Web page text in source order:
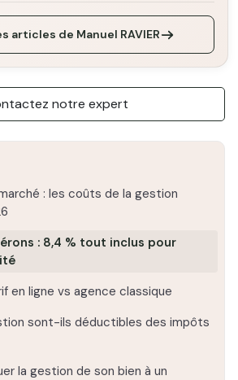
articles de Manuel RAVIER
notre expert
: les coûts de la gestion
: 8,4 % tout inclus pour
en ligne vs agence classique
sont-ils déductibles des impôts
la gestion de son bien à un